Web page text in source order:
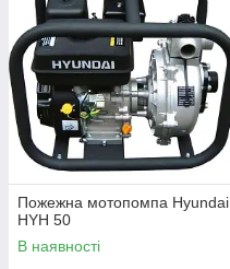
Пожежна мотопомпа Hyundai
HYH 50
В наявності